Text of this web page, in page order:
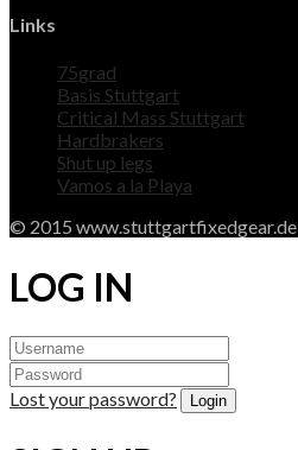
Links
75grad
Basis Stuttgart
Critical Mass Stuttgart
Hardbrakers
Shut up legs
Vamos a la Playa
© 2015 www.stuttgartfixedgear.de
LOG IN
Lost your password?